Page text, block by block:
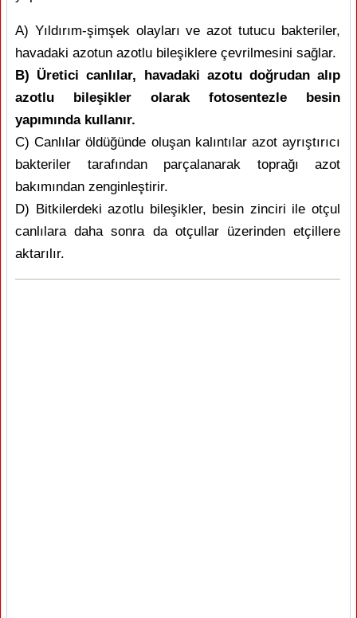
A) Yıldırım-şimşek olayları ve azot tutucu bakteriler,
havadaki azotun azotlu bileşiklere çevrilmesini sağlar.
B) Üretici canlılar, havadaki azotu doğrudan alıp
azotlu bileşikler olarak fotosentezle besin
yapımında kullanır.
C) Canlılar öldüğünde oluşan kalıntılar azot ayrıştırıcı
bakteriler tarafından parçalanarak toprağı azot
bakımından zenginleştirir.
D) Bitkilerdeki azotlu bileşikler, besin zinciri ile otçul
canlılara daha sonra da otçullar üzerinden etçillere
aktarılır.